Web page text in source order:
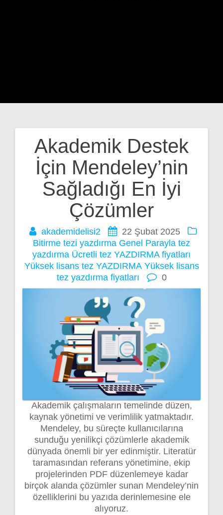
Akademik Destek
İçin Mendeley’nin
Sağladığı En İyi
Çözümler
akademidelisi2
22 Şubat 2025
Bitirme tezi yazdırma Genel Parayla tez
yazdırma Ücretli tez YAZDIRMA fiyatları
Yüksek lisans tez YAZDIRMA Yüksek lisans
tez yazdırma fiyatları
0
Akademik çalışmaların temelinde düzen,
kaynak yönetimi ve verimlilik yatmaktadır.
Mendeley, bu süreçte kullanıcılarına
sunduğu yenilikçi çözümlerle akademik
dünyada önemli bir yer edinmiştir. Literatür
taramasından referans yönetimine, ekip
projelerinden PDF düzenlemeye kadar
birçok alanda çözümler sunan Mendeley’nin
özelliklerini bu yazıda derinlemesine ele
alıyoruz.
Yazı
gezinmesi